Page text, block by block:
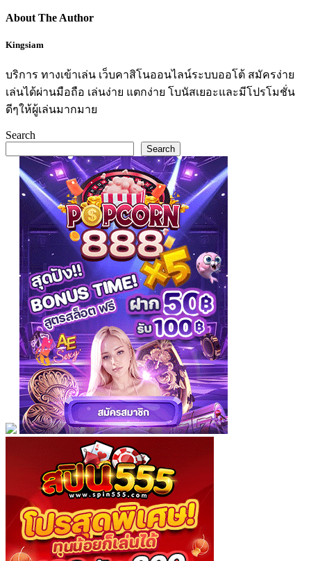
About The Author
Kingsiam
บริการ ทางเข้าเล่น เว็บคาสิโนออนไลน์ระบบออโต้ สมัครง่าย
เล่นได้ผ่านมือถือ เล่นง่าย แตกง่าย โบนัสเยอะและมีโปรโมชั่น
ดีๆให้ผู้เล่นมากมาย
Search
Search